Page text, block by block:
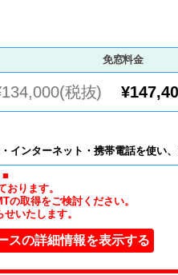
免窓料金
税抜)
インターネット・携帯電話を使い、
■
ります。
の取得をご検討ください。
いたします。
スの詳細情報を表示する